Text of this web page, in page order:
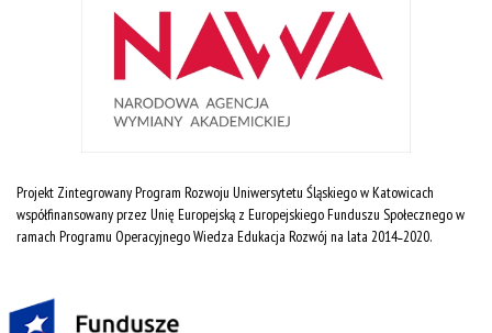
Projekt Zintegrowany Program Rozwoju Uniwersytetu Śląskiego w Katowicach
współfinansowany przez Unię Europejską z Europejskiego Funduszu Społecznego w
ramach Programu Operacyjnego Wiedza Edukacja Rozwój na lata 2014˗2020.